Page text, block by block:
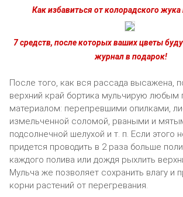
Как избавиться от колорадского
7 средств, после которых ваших цветы
журнал в подарок!
После того, как вся рассада высажена,
верхний край бортика мульчирую любым
материалом: перепревшими опилками,
измельченной соломой, рваными и
подсолнечной шелухой и т. п. Если этого
придется проводить в 2 раза больше
каждого полива или дождя рыхлить
Мульча же позволяет сохранить влагу и
корни растений от перегревания.